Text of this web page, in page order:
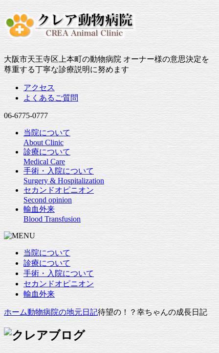
大阪市天王寺区上本町の動物病院 オーナー様の意思決定を
尊重する丁寧な診療説明に努めます
アクセス
よくあるご質問
06-6775-0777
当院について
About Clinic
診療について
Medical Care
手術・入院について
Surgery & Hospitalization
セカンドオピニオン
Second opinion
輸血外来
Blood Transfusion
当院について
診療について
手術・入院について
セカンドオピニオン
輸血外来
ホーム動物病院の地元日記待望の！？幸ちゃんの成長日記